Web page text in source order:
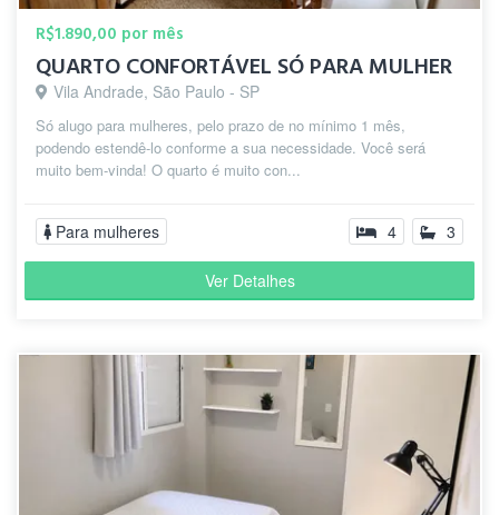
R$1.890,00 por mês
QUARTO CONFORTÁVEL SÓ PARA MULHER
Vila Andrade, São Paulo - SP
Só alugo para mulheres, pelo prazo de no mínimo 1 mês,
podendo estendê-lo conforme a sua necessidade. Você será
muito bem-vinda! O quarto é muito con...
Para mulheres 4 3
Ver Detalhes